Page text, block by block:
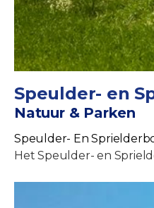
Speulder- en
Natuur & Parken
Speulder- En
Het Speulder- en